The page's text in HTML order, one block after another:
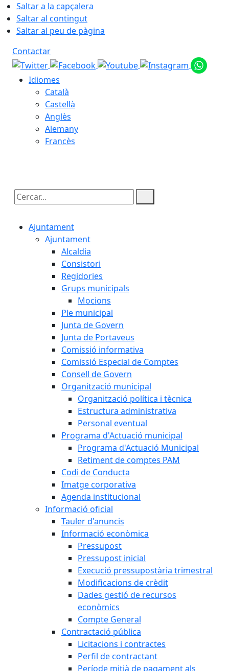
Saltar a la capçalera
Saltar al contingut
Saltar al peu de pàgina
Contactar
Idiomes
Català
Castellà
Anglès
Alemany
Francès
Cercar:
Ajuntament
Ajuntament
Alcaldia
Consistori
Regidories
Grups municipals
Mocions
Ple municipal
Junta de Govern
Junta de Portaveus
Comissió informativa
Comissió Especial de Comptes
Consell de Govern
Organització municipal
Organització política i tècnica
Estructura administrativa
Personal eventual
Programa d'Actuació municipal
Programa d'Actuació Municipal
Retiment de comptes PAM
Codi de Conducta
Imatge corporativa
Agenda institucional
Informació oficial
Tauler d'anuncis
Informació econòmica
Pressupost
Pressupost inicial
Execució pressupostària trimestral
Modificacions de crèdit
Dades gestió de recursos
econòmics
Compte General
Contractació pública
Licitacions i contractes
Perfil de contractant
Període mitjà de pagament als